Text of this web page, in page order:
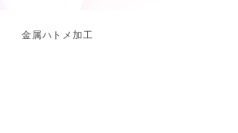
金属ハトメ加工